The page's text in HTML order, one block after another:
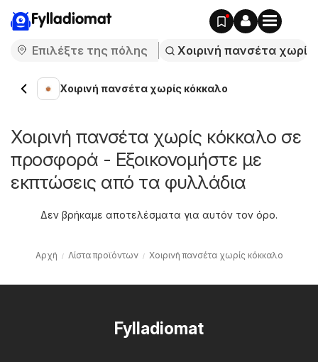
Fylladiomat
Χοιρινή πανσέτα χωρίς κόκκαλο
Χοιρινή πανσέτα χωρίς κόκκαλο σε
προσφορά - Εξοικονομήστε με
εκπτώσεις από τα φυλλάδια
Δεν βρήκαμε αποτελέσματα για αυτόν τον όρο.
Αρχή Λίστα προϊόντων Χοιρινή πανσέτα χωρίς κόκκαλο
Fylladiomat